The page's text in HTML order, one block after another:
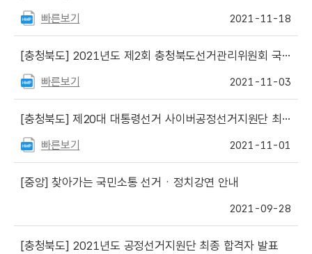
빠른보기 2021-11-18
[충청북도] 2021년도 제2회 충청북도선거관리위원회 국가공무원 전입 및 지방공무원 경력경쟁채용시험 공고
빠른보기 2021-11-03
[충청북도] 제20대 대통령선거 사이버공정선거지원단 최종 합격자 발표
빠른보기 2021-11-01
[중앙] 찾아가는 국민소통 선거ㆍ정치강연 안내
2021-09-28
[충청북도] 2021년도 공정선거지원단 최종 합격자 발표